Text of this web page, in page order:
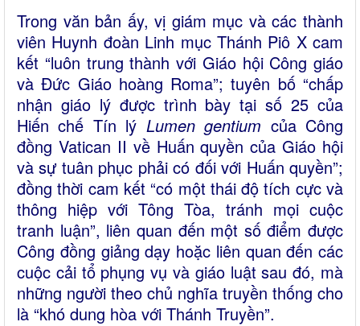
Trong văn bản ấy, vị giám mục và các thành
viên Huynh đoàn Linh mục Thánh Piô X cam
kết “luôn trung thành với Giáo hội Công giáo
và Đức Giáo hoàng Roma”; tuyên bố “chấp
nhận giáo lý được trình bày tại số 25 của
Hiến chế Tín lý Lumen gentium của Công
đồng Vatican II về Huấn quyền của Giáo hội
và sự tuân phục phải có đối với Huấn quyền”;
đồng thời cam kết “có một thái độ tích cực và
thông hiệp với Tông Tòa, tránh mọi cuộc
tranh luận”, liên quan đến một số điểm được
Công đồng giảng dạy hoặc liên quan đến các
cuộc cải tổ phụng vụ và giáo luật sau đó, mà
những người theo chủ nghĩa truyền thống cho
là “khó dung hòa với Thánh Truyền”.